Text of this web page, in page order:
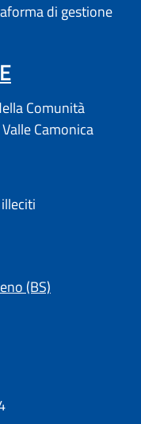
di gestione
(APRE IN
Comunità
Camonica
(BS)